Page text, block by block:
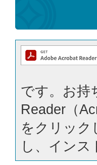
です。お持
Reader（
をクリック
し、イン